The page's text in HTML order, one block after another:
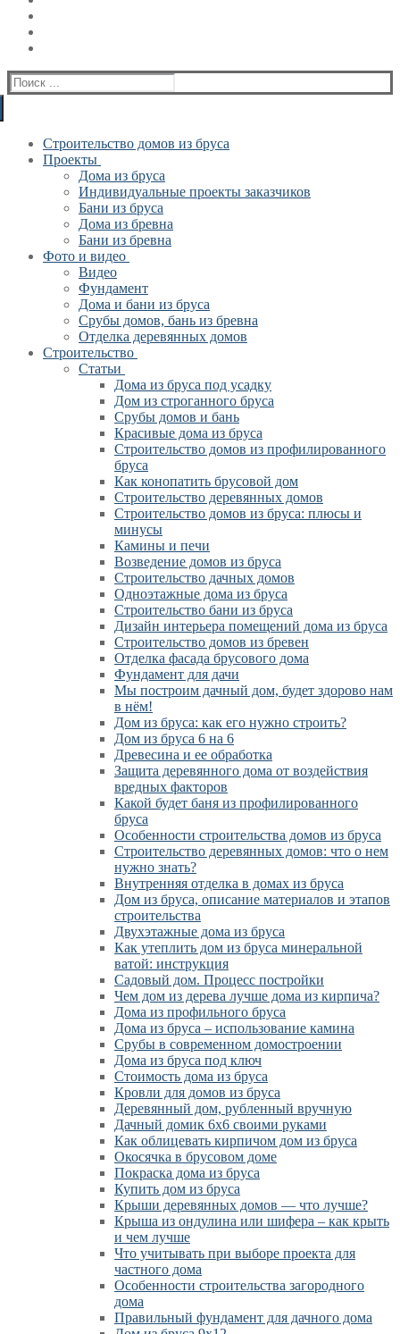
Искать:
Строительство домов из бруса
Проекты
Дома из бруса
Индивидуальные проекты заказчиков
Бани из бруса
Дома из бревна
Бани из бревна
Фото и видео
Видео
Фундамент
Дома и бани из бруса
Срубы домов, бань из бревна
Отделка деревянных домов
Строительство
Статьи
Дома из бруса под усадку
Дом из строганного бруса
Срубы домов и бань
Красивые дома из бруса
Строительство домов из профилированного
бруса
Как конопатить брусовой дом
Строительство деревянных домов
Строительство домов из бруса: плюсы и
минусы
Камины и печи
Возведение домов из бруса
Cтроительство дачных домов
Одноэтажные дома из бруса
Строительство бани из бруса
Дизайн интерьера помещений дома из бруса
Строительство домов из бревен
Отделка фасада брусового дома
Фундамент для дачи
Мы построим дачный дом, будет здорово нам
в нём!
Дом из бруса: как его нужно строить?
Дом из бруса 6 на 6
Древесина и ее обработка
Защита деревянного дома от воздействия
вредных факторов
Какой будет баня из профилированного
бруса
Особенности строительства домов из бруса
Строительство деревянных домов: что о нем
нужно знать?
Внутренняя отделка в домах из бруса
Дом из бруса, описание материалов и этапов
строительства
Двухэтажные дома из бруса
Как утеплить дом из бруса минеральной
ватой: инструкция
Садовый дом. Процесс постройки
Чем дом из дерева лучше дома из кирпича?
Дома из профильного бруса
Дома из бруса – использование камина
Срубы в современном домостроении
Дома из бруса под ключ
Стоимость дома из бруса
Кровли для домов из бруса
Деревянный дом, рубленный вручную
Дачный домик 6х6 своими руками
Как облицевать кирпичом дом из бруса
Окосячка в брусовом доме
Покраска дома из бруса
Купить дом из бруса
Крыши деревянных домов — что лучше?
Крыша из ондулина или шифера – как крыть
и чем лучше
Что учитывать при выборе проекта для
частного дома
Особенности строительства загородного
дома
Правильный фундамент для дачного дома